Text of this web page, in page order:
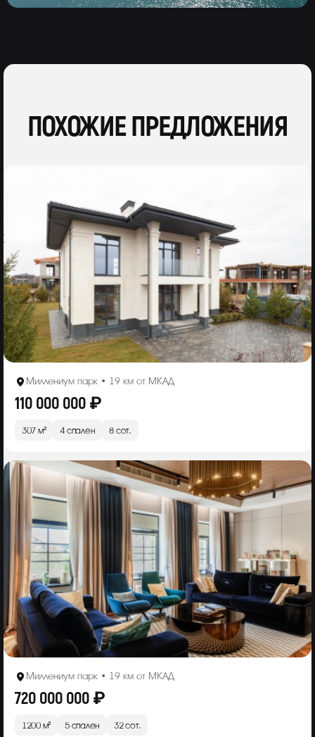
ПОХОЖИЕ ПРЕДЛОЖЕНИЯ
Миллениум парк • 19 км от МКАД
110 000 000 ₽
307 м² 4 спален 8 сот.
Миллениум парк • 19 км от МКАД
720 000 000 ₽
1200 м² 5 спален 32 сот.